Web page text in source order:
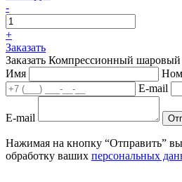
-
+
Заказать
Заказать Компрессионный
Имя
E-mail
E-mail
Нажимая на кнопку “Отправить” вы
обработку ваших персональных